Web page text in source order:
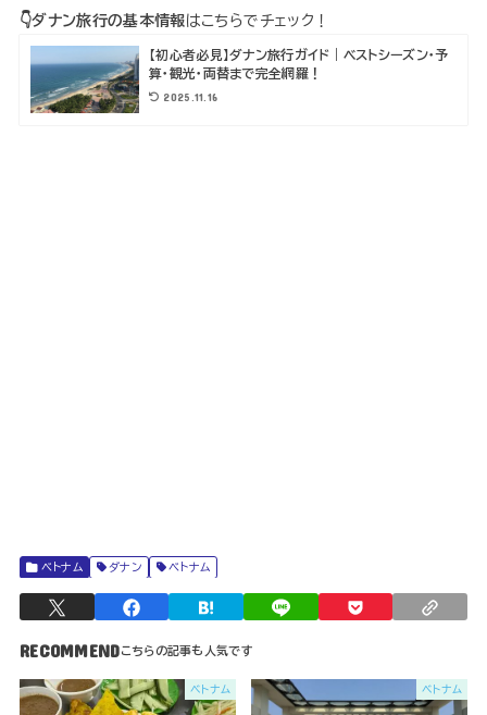
👇ダナン旅行の基本情報はこちらでチェック！
【初心者必見】ダナン旅行ガイド｜ベストシーズン・予
算・観光・両替まで完全網羅！
2025.11.16
ベトナム ダナン ベトナム
RECOMMEND
ベトナム ベトナム